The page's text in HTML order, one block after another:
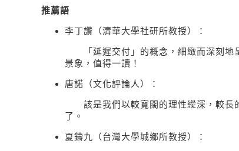
推薦語
李丁讚（清華大學社研所教授）：
「延遲交付」的概念，細緻而深刻地
景象，值得一讀！
唐諾（文化評論人）：
該是我們以較寬闊的理性縱深，較長
了。
夏鑄九（台灣大學城鄉所教授）：